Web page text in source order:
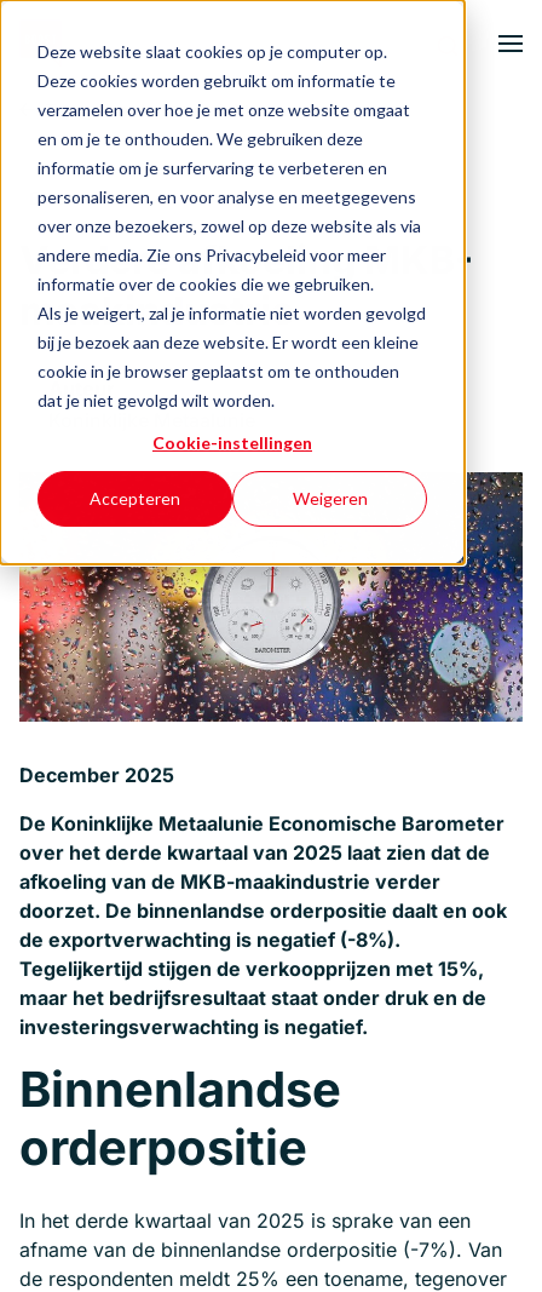
Deze website slaat cookies op je computer op.
Deze cookies worden gebruikt om informatie te
verzamelen over hoe je met onze website omgaat
en om je te onthouden. We gebruiken deze
informatie om je surfervaring te verbeteren en
personaliseren, en voor analyse en meetgegevens
over onze bezoekers, zowel op deze website als via
andere media. Zie ons Privacybeleid voor meer
informatie over de cookies die we gebruiken.
Als je weigert, zal je informatie niet worden gevolgd
bij je bezoek aan deze website. Er wordt een kleine
cookie in je browser geplaatst om te onthouden
dat je niet gevolgd wilt worden.
Cookie-instellingen
Accepteren Weigeren
Onze activiteiten
Ondernemersuitdagingen
Events & inspiratie
Over BOOST
Contact
Terug naar het overzicht
Economie
Verdere afkoeling MKB-
maakindustrie
Auteur
December 2025
De Koninklijke Metaalunie Economische Barometer
over het derde kwartaal van 2025 laat zien dat de
afkoeling van de MKB-maakindustrie verder
doorzet. De binnenlandse orderpositie daalt en ook
de exportverwachting is negatief (-8%).
Tegelijkertijd stijgen de verkoopprijzen met 15%,
maar het bedrijfsresultaat staat onder druk en de
investeringsverwachting is negatief.
Binnenlandse
orderpositie
In het derde kwartaal van 2025 is sprake van een
afname van de binnenlandse orderpositie (-7%). Van
de respondenten meldt 25% een toename, tegenover